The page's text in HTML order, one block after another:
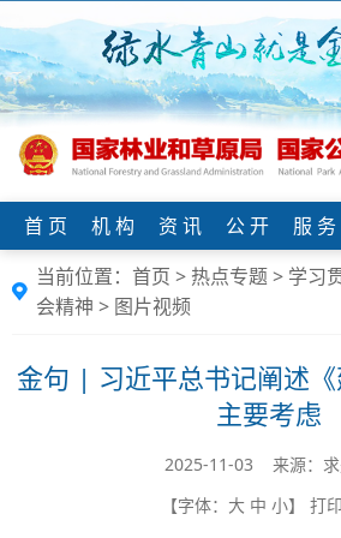
首 页 机 构 资 讯 公 开 服 务
当前位置： 首页 > 热点专题> 学习
会精神 > 图片视频
金句 | 习近平总书记阐述
主要考虑
2025-11-03 来源：求
【字体： 大 中 小】 打